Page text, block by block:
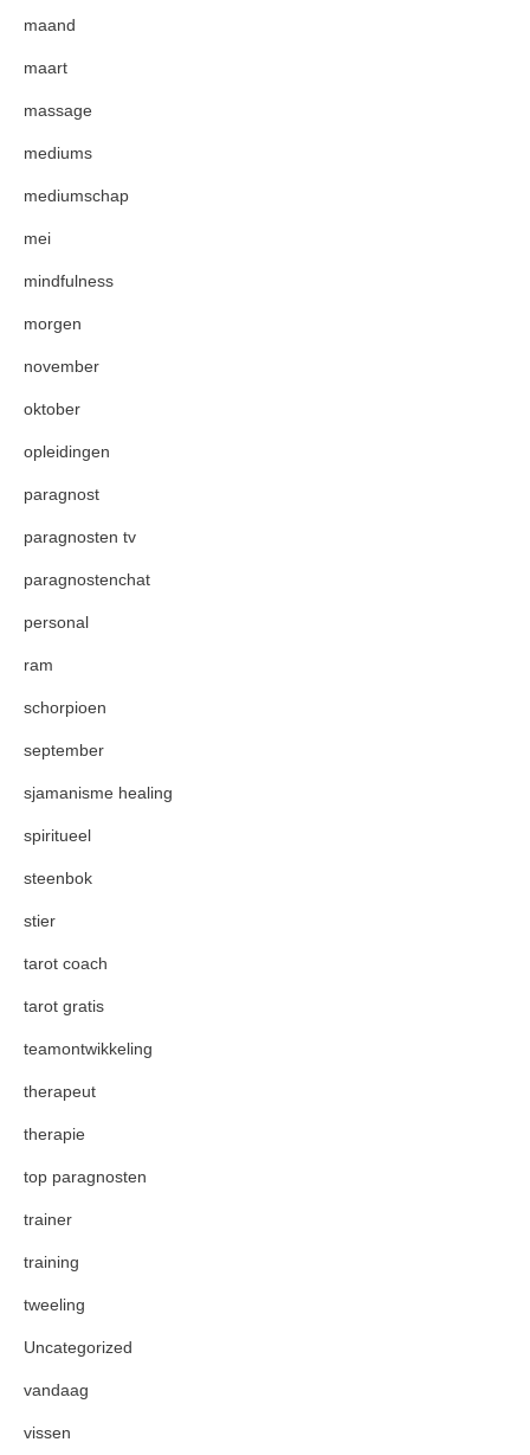
maand
maart
massage
mediums
mediumschap
mei
mindfulness
morgen
november
oktober
opleidingen
paragnost
paragnosten tv
paragnostenchat
personal
ram
schorpioen
september
sjamanisme healing
spiritueel
steenbok
stier
tarot coach
tarot gratis
teamontwikkeling
therapeut
therapie
top paragnosten
trainer
training
tweeling
Uncategorized
vandaag
vissen